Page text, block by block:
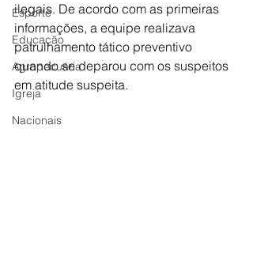
Esporte
Educação
Agropecuária
Igreja
Nacionais
ilegais. De acordo com as primeiras
informações, a equipe realizava
patrulhamento tático preventivo
quando se deparou com os suspeitos
em atitude suspeita.